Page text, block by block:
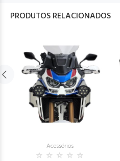
PRODUTOS RELACIONADOS
Acessórios